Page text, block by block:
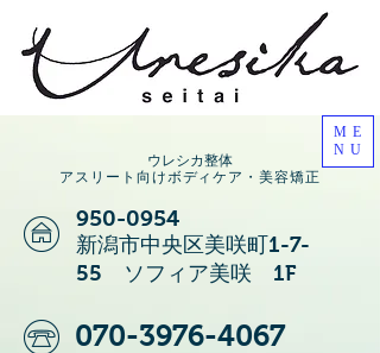
ウレシカ整体
アスリート向けボディケア・美容矯正
ME
NU
950-0954
新潟市中央区美咲町1-7-
55 ソフィア美咲 1F
070-3976-4067